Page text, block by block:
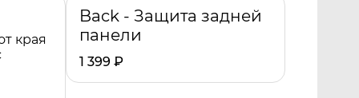
края
Back - Защита задней
панели
1 399 ₽